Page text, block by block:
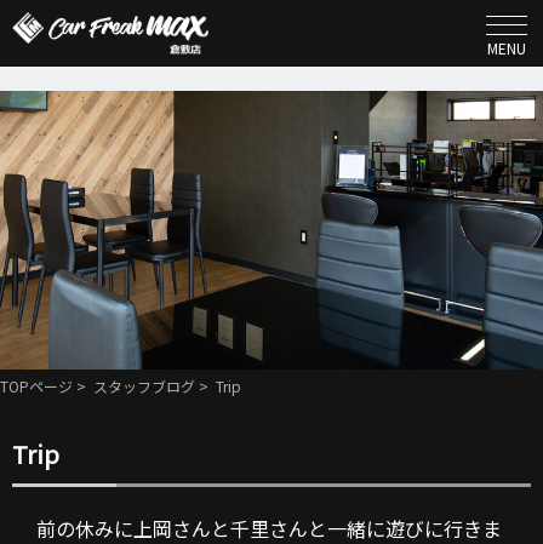
MENU
TOPページ > スタッフブログ > Trip
Trip
前の休みに上岡さんと千里さんと一緒に遊びに行きま